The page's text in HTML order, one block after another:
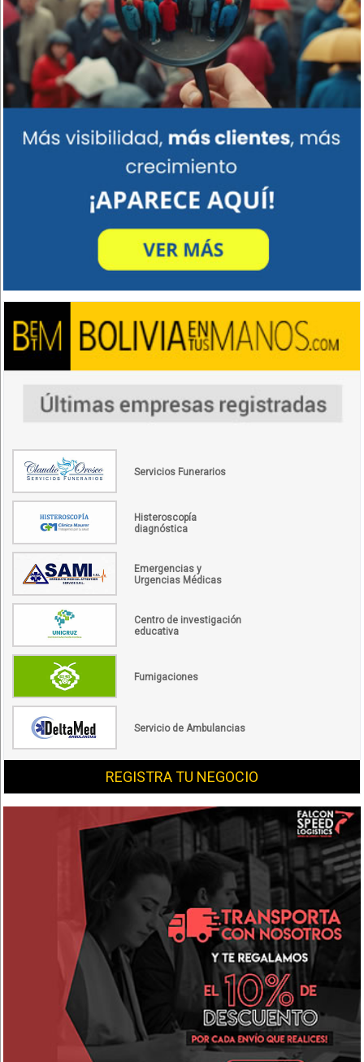
Servicios Funerarios
Histeroscopía
diagnóstica
Emergencias y
Urgencias Médicas
Centro de investigación
educativa
Fumigaciones
Servicio de Ambulancias
REGISTRA TU NEGOCIO